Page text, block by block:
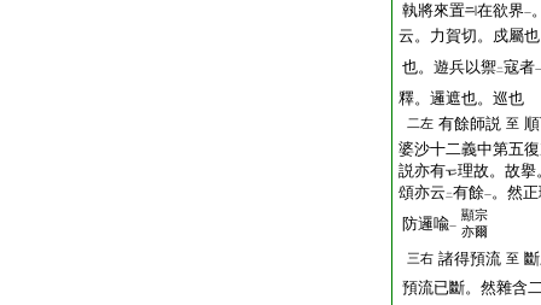
執將來置 在欲界一
云。力賀切。戍屬
也。遊兵以禦二寇者一
釋。邏遮也。巡也
二左 有餘師説 至
婆沙十二義中第五
説亦有
理故。故擧
頌亦云 二有餘一。然
防邏喩一
顯宗
亦爾
三右 諸得預流 至
預流已斷。然雜含